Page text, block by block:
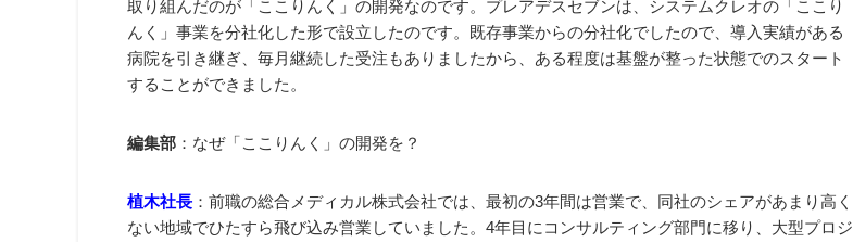
取り組んだのが「ここりんく」の開発なのです。プレアデスセブンは、システムクレオの「ここり
んく」事業を分社化した形で設立したのです。既存事業からの分社化でしたので、導入実績がある
病院を引き継ぎ、毎月継続した受注もありましたから、ある程度は基盤が整った状態でのスタート
することができました。
編集部 ：なぜ「ここりんく」の開発を？
植木社長 ：前職の総合メディカル株式会社では、最初の3年間は営業で、同社のシェアがあまり高く
ない地域でひたすら飛び込み営業していました。4年目にコンサルティング部門に移り、大型プロジ